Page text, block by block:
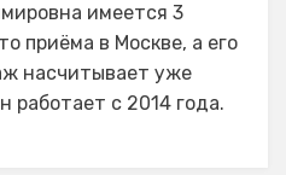
имеется 3
приёма в Москве, а его
насчитывает уже
работает с 2014 года.